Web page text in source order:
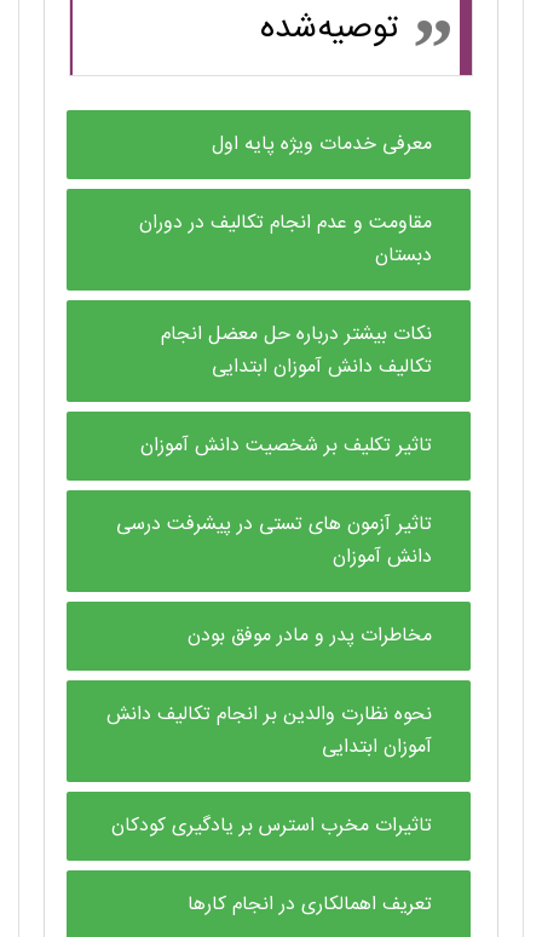
توصیه‌شده
معرفی خدمات ویژه پایه اول
مقاومت و عدم انجام تکالیف در دوران
دبستان
نکات بیشتر درباره حل معضل انجام
تکالیف دانش آموزان ابتدایی
تاثیر تکلیف بر شخصیت دانش آموزان
تاثیر آزمون های تستی در پیشرفت درسی
دانش آموزان
مخاطرات پدر و مادر موفق بودن
نحوه نظارت والدین بر انجام تکالیف دانش
آموزان ابتدایی
تاثیرات مخرب استرس بر یادگیری کودکان
تعریف اهمالکاری در انجام کارها